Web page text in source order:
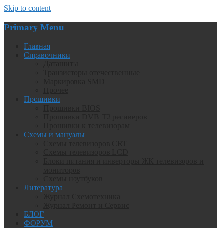
Skip to content
Primary Menu
Главная
Справочники
Прошивки
Схемы и мануалы
Литература
БЛОГ
ФОРУМ